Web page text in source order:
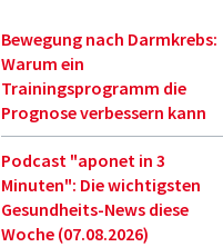
Bewegung nach Darmkrebs:
Warum ein
Trainingsprogramm die
Prognose verbessern kann
Podcast "aponet in 3
Minuten": Die wichtigsten
Gesundheits-News diese
Woche (07.08.2026)